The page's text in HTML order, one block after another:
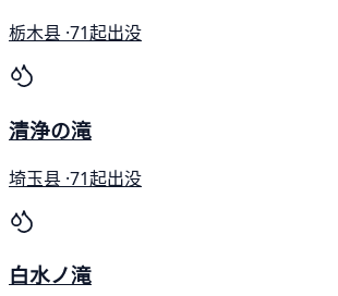
栃木县 ·71起出没
清浄の滝
埼玉县 ·71起出没
白水ノ滝